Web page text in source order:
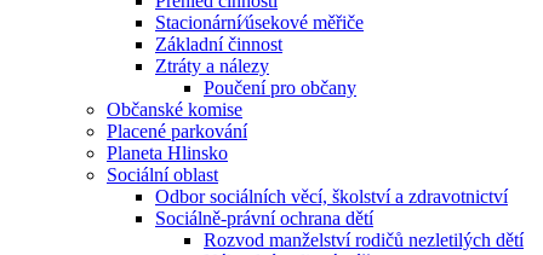
Stacionární⁄úsekové měřiče
Základní činnost
Ztráty a nálezy
Poučení pro občany
Občanské komise
Placené parkování
Planeta Hlinsko
Sociální oblast
Odbor sociálních věcí, školství a zdravotnictví
Sociálně-právní ochrana dětí
Rozvod manželství rodičů nezletilých dětí